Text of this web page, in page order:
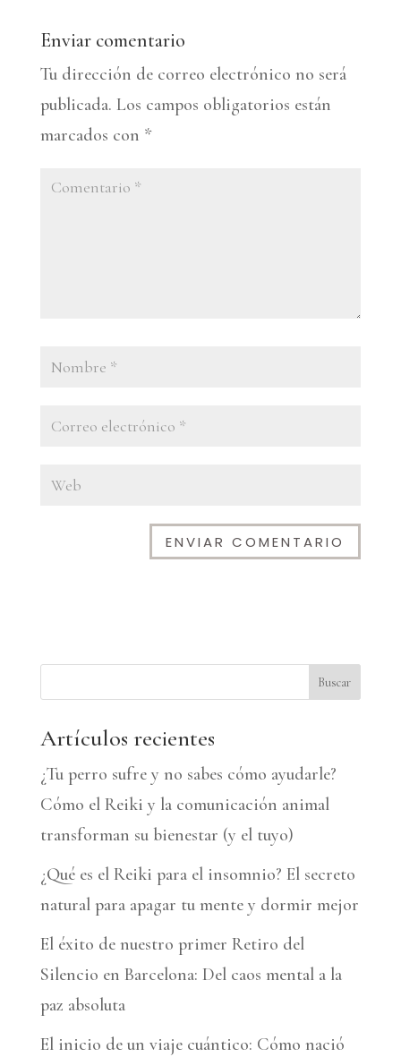
Enviar comentario
Tu dirección de correo electrónico no será
publicada. Los campos obligatorios están
marcados con *
e
r
n
t
e
:
Buscar
Artículos recientes
¿Tu perro sufre y no sabes cómo ayudarle?
Cómo el Reiki y la comunicación animal
transforman su bienestar (y el tuyo)
¿Qué es el Reiki para el insomnio? El secreto
natural para apagar tu mente y dormir mejor
El éxito de nuestro primer Retiro del
Silencio en Barcelona: Del caos mental a la
paz absoluta
El inicio de un viaje cuántico: Cómo nació